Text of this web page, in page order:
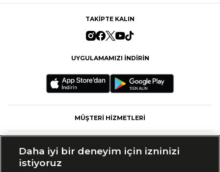
TAKİPTE KALIN
UYGULAMAMIZI İNDİRİN
MÜŞTERİ HİZMETLERİ
Daha iyi bir deneyim için izninizi
istiyoruz